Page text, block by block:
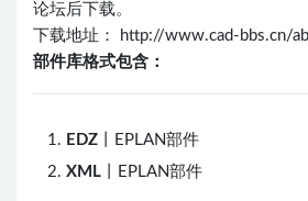
论坛后下载。
下载地址： http://www.cad-bbs.cn/
部件库格式包含：
EDZ 丨EPLAN部件
XML 丨EPLAN部件